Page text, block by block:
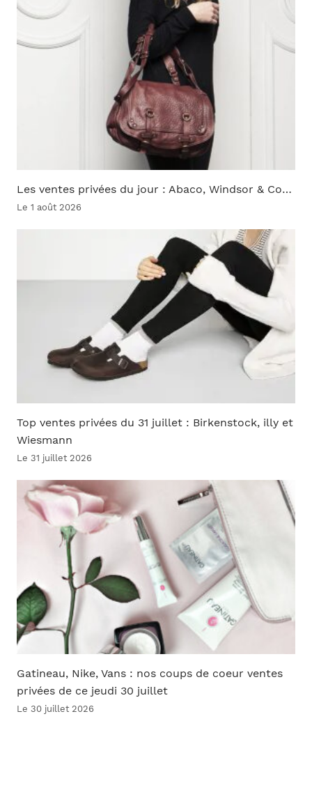
Les ventes privées du jour : Abaco, Windsor & Co…
Le 1 août 2026
Top ventes privées du 31 juillet : Birkenstock, illy et
Wiesmann
Le 31 juillet 2026
Gatineau, Nike, Vans : nos coups de coeur ventes
privées de ce jeudi 30 juillet
Le 30 juillet 2026